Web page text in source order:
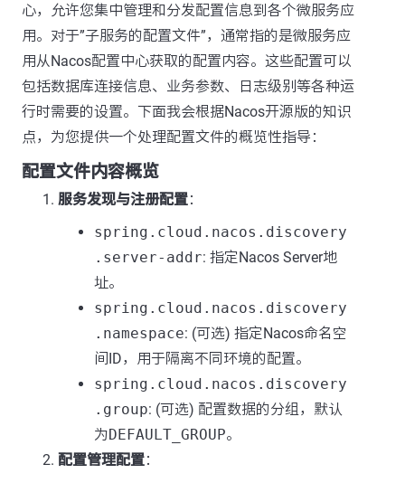
心，允许您集中管理和分发配置信息到各个微服务应
用。对于”子服务的配置文件”，通常指的是微服务应
用从Nacos配置中心获取的配置内容。这些配置可以
包括数据库连接信息、业务参数、日志级别等各种运
行时需要的设置。下面我会根据Nacos开源版的知识
点，为您提供一个处理配置文件的概览性指导：
配置文件内容概览
服务发现与注册配置：
spring.cloud.nacos.discovery
.server-addr: 指定Nacos Server地
址。
spring.cloud.nacos.discovery
.namespace: (可选) 指定Nacos命名空
间ID，用于隔离不同环境的配置。
spring.cloud.nacos.discovery
.group: (可选) 配置数据的分组，默认
为DEFAULT_GROUP。
配置管理配置：